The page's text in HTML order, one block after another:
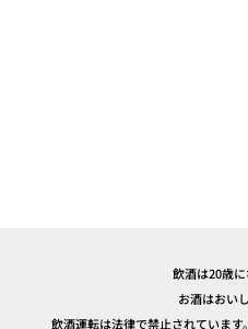
飲酒は20歳に
お酒はおい
飲酒運転は法律で禁止されています